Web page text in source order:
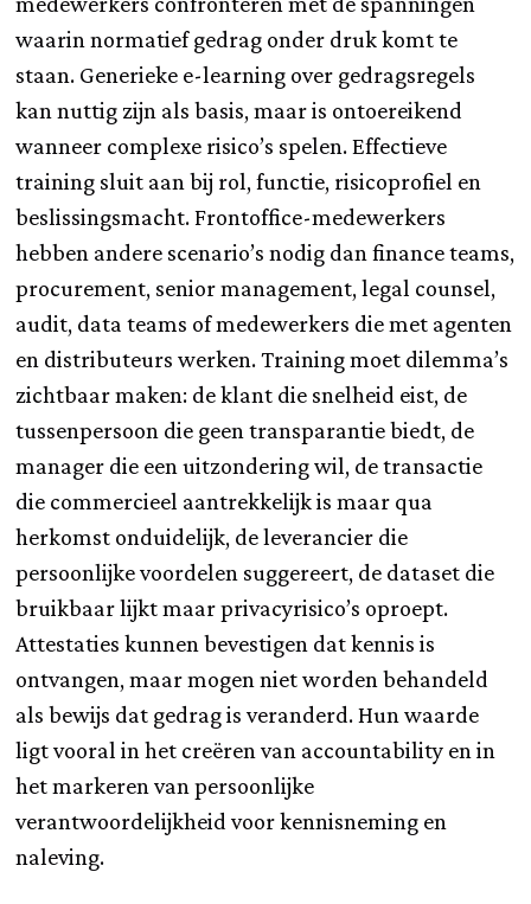
waarin normatief gedrag onder druk komt te
staan. Generieke e-learning over gedragsregels
kan nuttig zijn als basis, maar is ontoereikend
wanneer complexe risico’s spelen. Effectieve
training sluit aan bij rol, functie, risicoprofiel en
beslissingsmacht. Frontoffice-medewerkers
hebben andere scenario’s nodig dan finance teams,
procurement, senior management, legal counsel,
audit, data teams of medewerkers die met agenten
en distributeurs werken. Training moet dilemma’s
zichtbaar maken: de klant die snelheid eist, de
tussenpersoon die geen transparantie biedt, de
manager die een uitzondering wil, de transactie
die commercieel aantrekkelijk is maar qua
herkomst onduidelijk, de leverancier die
persoonlijke voordelen suggereert, de dataset die
bruikbaar lijkt maar privacyrisico’s oproept.
Attestaties kunnen bevestigen dat kennis is
ontvangen, maar mogen niet worden behandeld
als bewijs dat gedrag is veranderd. Hun waarde
ligt vooral in het creëren van accountability en in
het markeren van persoonlijke
verantwoordelijkheid voor kennisneming en
naleving.